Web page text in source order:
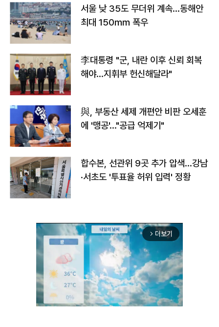
서울 낮 35도 무더위 계속…동해안
최대 150㎜ 폭우
李대통령 "군, 내란 이후 신뢰 회복
해야…지휘부 헌신해달라"
與, 부동산 세제 개편안 비판 오세훈
에 '맹공'…"공급 억제기"
합수본, 선관위 9곳 추가 압색…강남
·서초도 '투표율 허위 입력' 정황
arrow_forward_ios 더보기